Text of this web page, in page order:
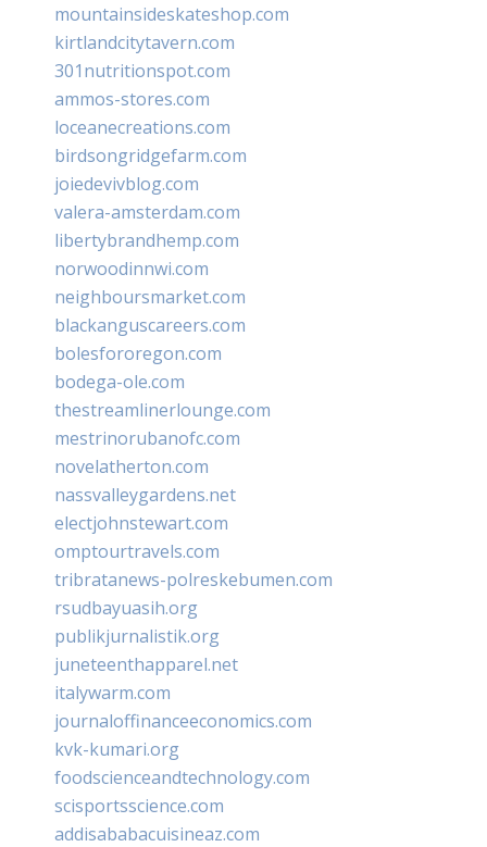
mountainsideskateshop.com
kirtlandcitytavern.com
301nutritionspot.com
ammos-stores.com
loceanecreations.com
birdsongridgefarm.com
joiedevivblog.com
valera-amsterdam.com
libertybrandhemp.com
norwoodinnwi.com
neighboursmarket.com
blackanguscareers.com
bolesfororegon.com
bodega-ole.com
thestreamlinerlounge.com
mestrinorubanofc.com
novelatherton.com
nassvalleygardens.net
electjohnstewart.com
omptourtravels.com
tribratanews-polreskebumen.com
rsudbayuasih.org
publikjurnalistik.org
juneteenthapparel.net
italywarm.com
journaloffinanceeconomics.com
kvk-kumari.org
foodscienceandtechnology.com
scisportsscience.com
addisababacuisineaz.com